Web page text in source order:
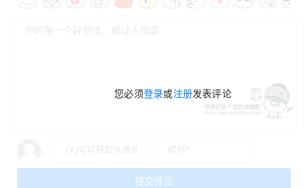
您必须登录或注册发表评论